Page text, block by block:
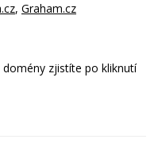
, Graham.cz
zjistíte po kliknutí